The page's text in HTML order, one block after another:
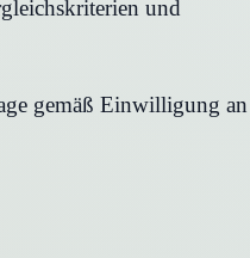
und
gemäß Einwilligung an